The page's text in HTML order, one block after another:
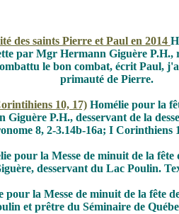
des saints Pierre et Paul en 2014
par Mgr Hermann Giguère P.H.,
le bon combat, écrit Paul,
primauté de Pierre.
10, 17)Homélie pour la
P.H., desservant de la
8, 2-3.14b-16a; I Corinthiens
pour la Messe de minuit de la
desservant du Lac Poulin.
pour la Messe de minuit de la fête
et prêtre du Séminaire de